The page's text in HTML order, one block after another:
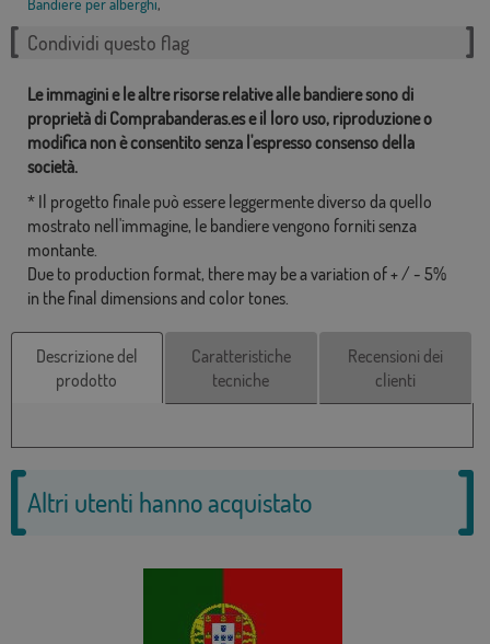
Bandiere per alberghi,
Condividi questo flag
Le immagini e le altre risorse relative alle bandiere sono di
proprietà di Comprabanderas.es e il loro uso, riproduzione o
modifica non è consentito senza l'espresso consenso della
società.
* Il progetto finale può essere leggermente diverso da quello
mostrato nell'immagine, le bandiere vengono forniti senza
montante.
Due to production format, there may be a variation of + / - 5%
in the final dimensions and color tones.
Descrizione del
prodotto
Caratteristiche
tecniche
Recensioni dei
clienti
Altri utenti hanno acquistato